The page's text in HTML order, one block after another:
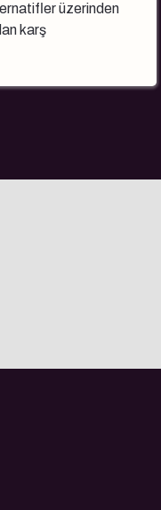
üzerinden
karş